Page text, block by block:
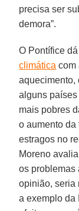
precisa ser
demora”.
O Pontífice
climática
aquecimento,
alguns
mais pobres
o aumento da
estragos no
Moreno
os problemas
opinião, seria
a exemplo da